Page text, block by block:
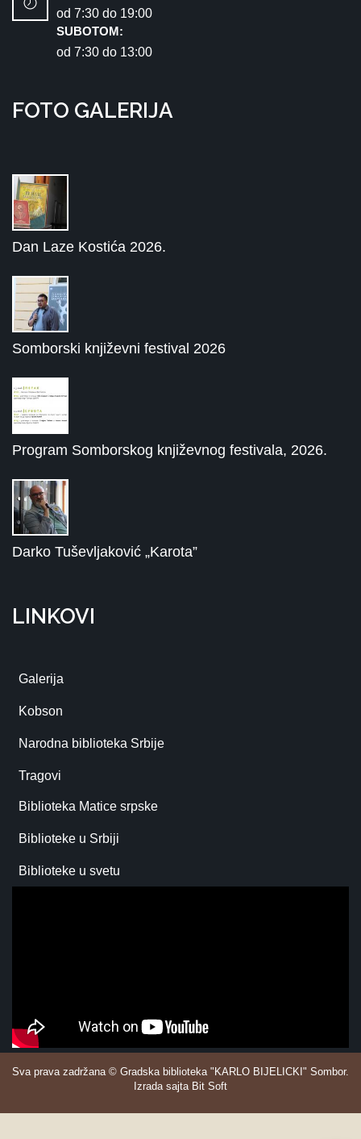
od 7:30 dо 19:00
SUBOTOM:
od 7:30 dо 13:00
FOTO GALERIJA
Dan Laze Kostića 2026.
Somborski književni festival 2026
Program Somborskog književnog festivala, 2026.
Darko Tuševljaković „Karota”
LINKOVI
Galerija
Kobson
Narodna biblioteka Srbije
Tragovi
Biblioteka Matice srpske
Biblioteke u Srbiji
Biblioteke u svetu
Sva prava zadržana © Gradska biblioteka "KARLO BIJELICKI" Sombor.
Izrada sajta Bit Soft